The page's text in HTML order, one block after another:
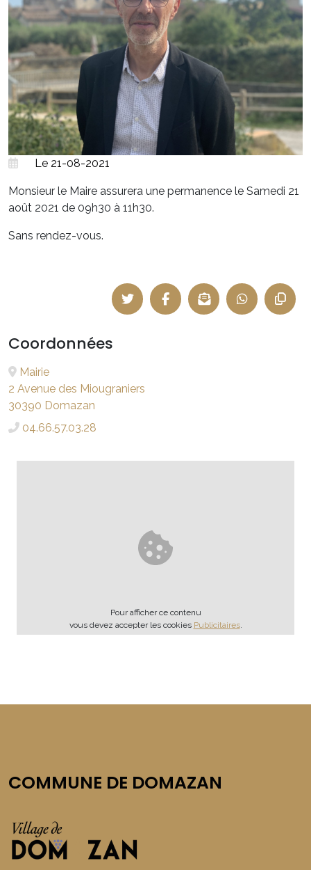
Le 21-08-2021
Monsieur le Maire assurera une permanence le Samedi 21
août 2021 de 09h30 à 11h30.
Sans rendez-vous.
Coordonnées
Mairie
2 Avenue des Miougraniers
30390 Domazan
04.66.57.03.28
Pour afficher ce contenu
vous devez accepter les cookies Publicitaires.
COMMUNE DE DOMAZAN